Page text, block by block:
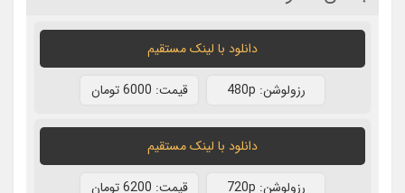
دانلود با لينک مستقيم
رزولوشن: 480p قيمت: 6000 تومان
دانلود با لينک مستقيم
رزولوشن: 720p قيمت: 6200 تومان